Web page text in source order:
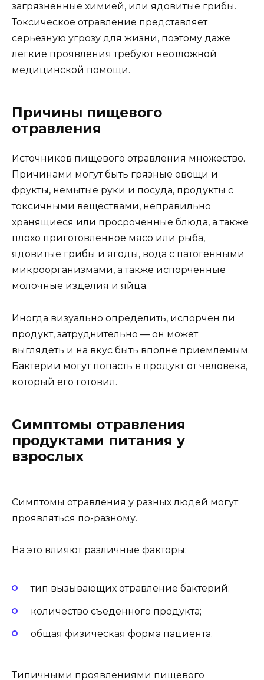
загрязненные химией, или ядовитые грибы.
Токсическое отравление представляет
серьезную угрозу для жизни, поэтому даже
легкие проявления требуют неотложной
медицинской помощи.
Причины пищевого
отравления
Источников пищевого отравления множество.
Причинами могут быть грязные овощи и
фрукты, немытые руки и посуда, продукты с
токсичными веществами, неправильно
хранящиеся или просроченные блюда, а также
плохо приготовленное мясо или рыба,
ядовитые грибы и ягоды, вода с патогенными
микроорганизмами, а также испорченные
молочные изделия и яйца.
Иногда визуально определить, испорчен ли
продукт, затруднительно — он может
выглядеть и на вкус быть вполне приемлемым.
Бактерии могут попасть в продукт от человека,
который его готовил.
Симптомы отравления
продуктами питания у
взрослых
Симптомы отравления у разных людей могут
проявляться по-разному.
На это влияют различные факторы:
тип вызывающих отравление бактерий;
количество съеденного продукта;
общая физическая форма пациента.
Типичными проявлениями пищевого